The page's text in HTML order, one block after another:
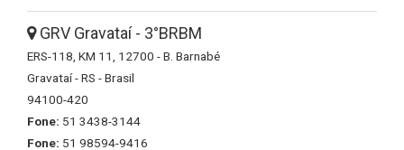
GRV Gravataí - 3°BRBM
ERS-118, KM 11, 12700 - B. Barnabé
Gravataí - RS - Brasil
94100-420
Fone: 51 3438-3144
Fone: 51 98594-9416